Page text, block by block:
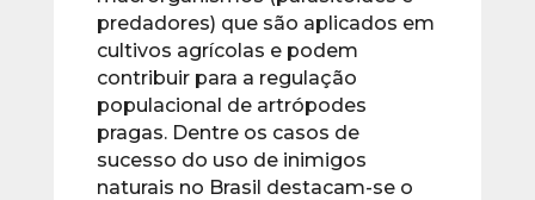
predadores) que são aplicados em
cultivos agrícolas e podem
contribuir para a regulação
populacional de artrópodes
pragas. Dentre os casos de
sucesso do uso de inimigos
naturais no Brasil destacam-se o